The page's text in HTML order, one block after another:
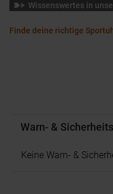
Wissenswertes in
Finde deine richtige
Warn- &
Keine Warn- &